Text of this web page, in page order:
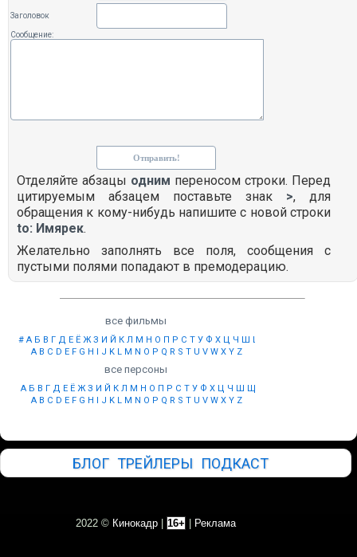
Заголовок
Сообщение:
Отделяйте абзацы одним переносом строки. Перед
цитируемым абзацем поставьте знак >, для
обращения к кому-нибудь напишите с новой строки
to: Имярек.
Желательно заполнять все поля, сообщения с
пустыми полями попадают в премодерацию.
все фильмы
# А Б В Г Д Е Ё Ж З И Й К Л М Н О П Р С Т У Ф Х Ц Ч Ш Щ
A B C D E F G H I J K L M N O P Q R S T U V W X Y Z
все персоны
А Б В Г Д Е Ё Ж З И Й К Л М Н О П Р С Т У Ф Х Ц Ч Ш Щ
A B C D E F G H I J K L M N O P Q R S T U V W X Y Z
БЛОГ ТРЕЙЛЕРЫ ПОДКАСТ
2022 © Кинокадр 16+ Реклама